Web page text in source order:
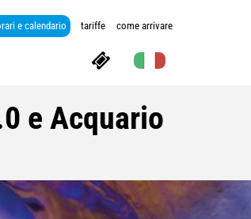
e calendario tariffe come arrivare
e Acquario